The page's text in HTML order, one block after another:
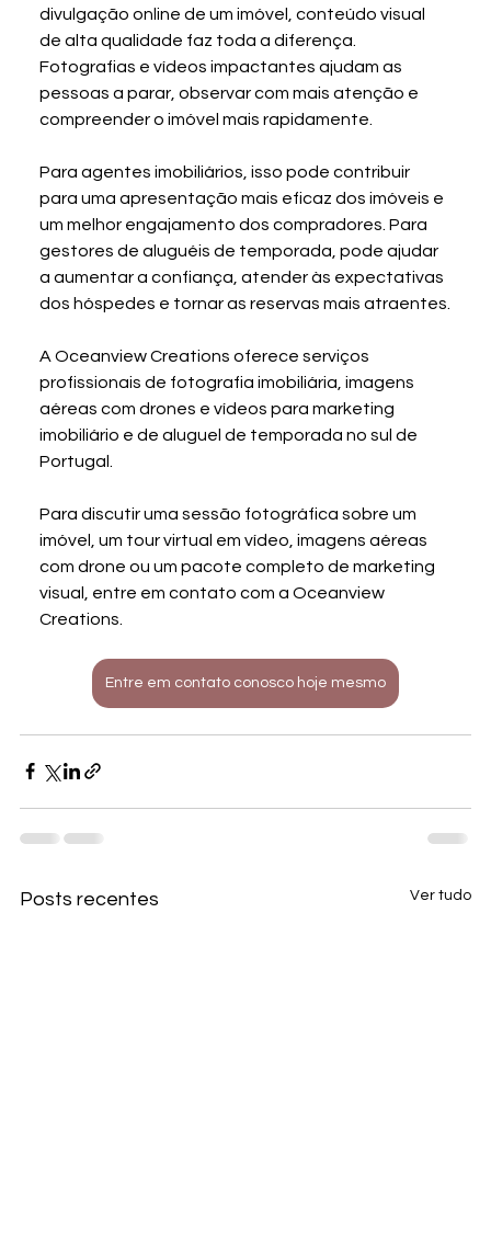
divulgação online de um imóvel, conteúdo visual
de alta qualidade faz toda a diferença.
Fotografias e vídeos impactantes ajudam as
pessoas a parar, observar com mais atenção e
compreender o imóvel mais rapidamente.
Para agentes imobiliários, isso pode contribuir
para uma apresentação mais eficaz dos imóveis e
um melhor engajamento dos compradores. Para
gestores de aluguéis de temporada, pode ajudar
a aumentar a confiança, atender às expectativas
dos hóspedes e tornar as reservas mais atraentes.
A Oceanview Creations oferece serviços
profissionais de fotografia imobiliária, imagens
aéreas com drones e vídeos para marketing
imobiliário e de aluguel de temporada no sul de
Portugal.
Para discutir uma sessão fotográfica sobre um
imóvel, um tour virtual em vídeo, imagens aéreas
com drone ou um pacote completo de marketing
visual, entre em contato com a Oceanview
Creations.
Entre em contato conosco hoje mesmo
Posts recentes Ver tudo